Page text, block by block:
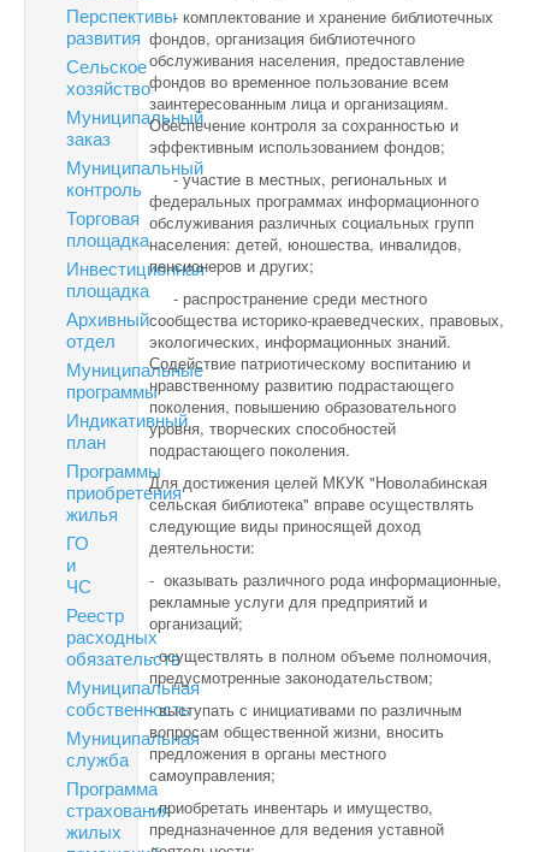
Перспективы
развития
Сельское
хозяйство
Муниципальный
заказ
Муниципальный
контроль
Торговая
площадка
Инвестиционная
площадка
Архивный
отдел
Муниципальные
программы
Индикативный
план
Программы
приобретения
жилья
ГО
и
ЧС
Реестр
расходных
обязательств
Муниципальная
собственность
Муниципальная
служба
Программа
страхования
жилых
- комплектование и хранение библиотечных
фондов, организация библиотечного
обслуживания населения, предоставление
фондов во временное пользование всем
заинтересованным лица и организациям.
Обеспечение контроля за сохранностью и
эффективным использованием фондов;
- участие в местных, региональных и
федеральных программах информационного
обслуживания различных социальных групп
населения: детей, юношества, инвалидов,
пенсионеров и других;
- распространение среди местного
сообщества историко-краеведческих, правовых,
экологических, информационных знаний.
Содействие патриотическому воспитанию и
нравственному развитию подрастающего
поколения, повышению образовательного
уровня, творческих способностей
подрастающего поколения.
Для достижения целей МКУК "Новолабинская
сельская библиотека" вправе осуществлять
следующие виды приносящей доход
деятельности:
- оказывать различного рода информационные,
рекламные услуги для предприятий и
организаций;
- осуществлять в полном объеме полномочия,
предусмотренные законодательством;
- выступать с инициативами по различным
вопросам общественной жизни, вносить
предложения в органы местного
самоуправления;
- приобретать инвентарь и имущество,
предназначенное для ведения уставной